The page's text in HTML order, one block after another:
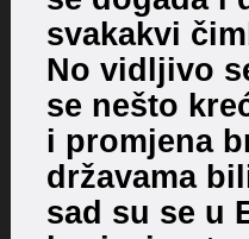
svakakvi
No vidljivo
se nešto
i promjena
državama
sad su se u